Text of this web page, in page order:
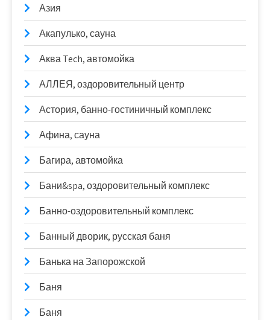
Азия
Акапулько, сауна
Аква Tech, автомойка
АЛЛЕЯ, оздоровительный центр
Астория, банно-гостиничный комплекс
Афина, сауна
Багира, автомойка
Бани&spa, оздоровительный комплекс
Банно-оздоровительный комплекс
Банный дворик, русская баня
Банька на Запорожской
Баня
Баня